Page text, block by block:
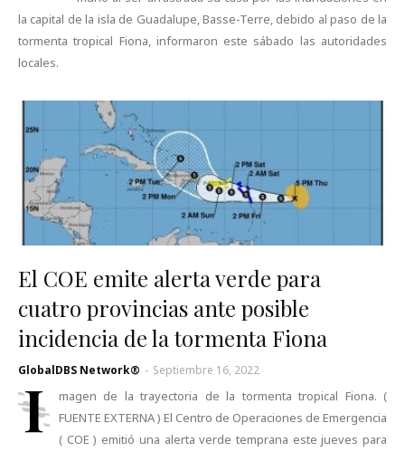
la capital de la isla de Guadalupe, Basse-Terre, debido al paso de la
tormenta tropical Fiona, informaron este sábado las autoridades
locales.
El COE emite alerta verde para
cuatro provincias ante posible
incidencia de la tormenta Fiona
GlobalDBS Network® - Septiembre 16, 2022
I
magen de la trayectoria de la tormenta tropical Fiona. (
FUENTE EXTERNA ) El Centro de Operaciones de Emergencia
( COE ) emitió una alerta verde temprana este jueves para